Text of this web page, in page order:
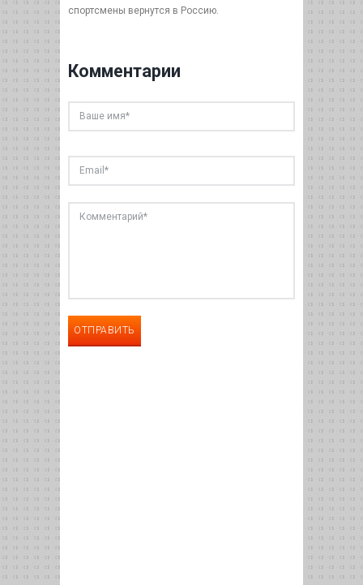
спортсмены вернутся в Россию.
Комментарии